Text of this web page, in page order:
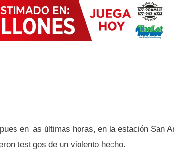
en las últimas horas, en la estación San
testigos de un violento hecho.